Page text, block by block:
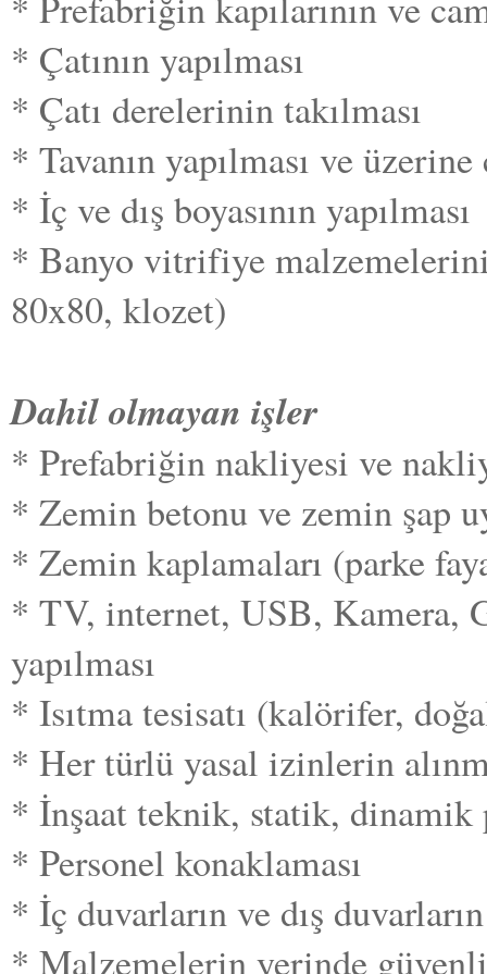
* Çatının yapılması
* Çatı derelerinin takılması
* Tavanın yapılması ve
* İç ve dış boyasının yapılması
* Banyo vitrifiye
80x80, klozet)
Dahil olmayan işler
* Prefabriğin nakliyesi ve
* Zemin betonu ve zemin şap
* Zemin kaplamaları (parke
* TV, internet, USB, Kamera,
yapılması
* Isıtma tesisatı (kalörifer,
* Her türlü yasal izinlerin
* İnşaat teknik, statik, dinamik
* Personel konaklaması
* İç duvarların ve dış
* Malzemelerin yerinde